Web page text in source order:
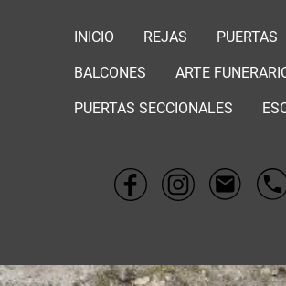
INICIO REJAS PUERTAS
BALCONES ARTE
PUERTAS SECCIONALES